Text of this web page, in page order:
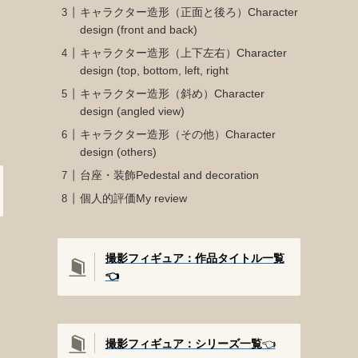
キャラクター造形（正面と後ろ）Character
design (front and back)
キャラクター造形（上下左右）Character
design (top, bottom, left, right
キャラクター造形（斜め）Character
design (angled view)
キャラクター造形（その他）Character
design (others)
台座・装飾Pedestal and decoration
個人的評価My review
撮影フィギュア：作品タイトル一覧
👈️
撮影フィギュア：シリーズ一覧👈️